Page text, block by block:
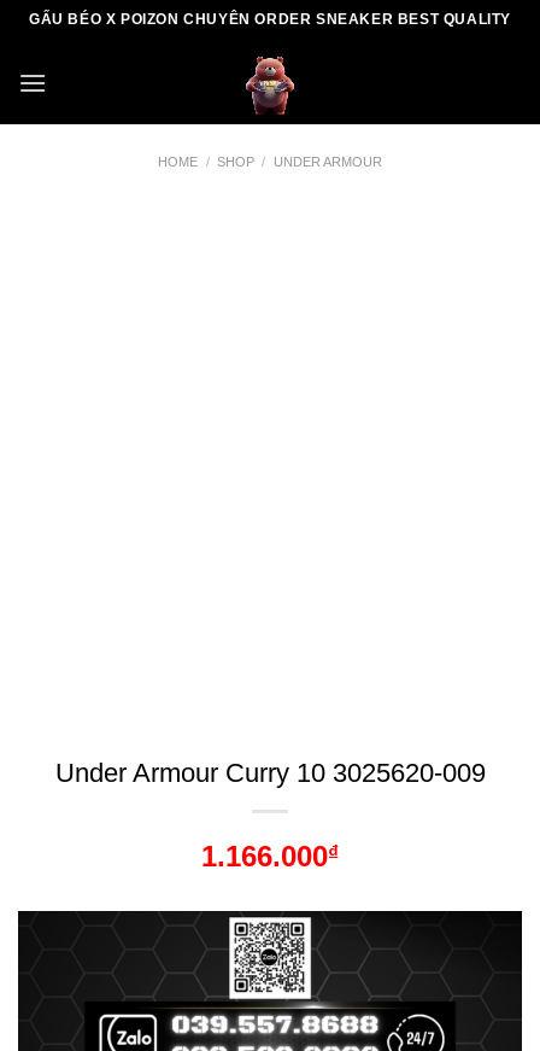
Skip
content
GẤU BÉO X POIZON CHUYÊN ORDER SNEAKER BEST QUALITY
HOME / SHOP / UNDER ARMOUR
Under Armour Curry 10 3025620-009
1.166.000₫